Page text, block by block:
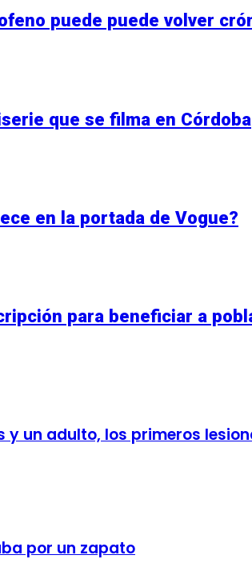
puede puede volver
que se filma en Córdoba
en la portada de Vogue?
para beneficiar a
y un adulto, los primeros
por un zapato